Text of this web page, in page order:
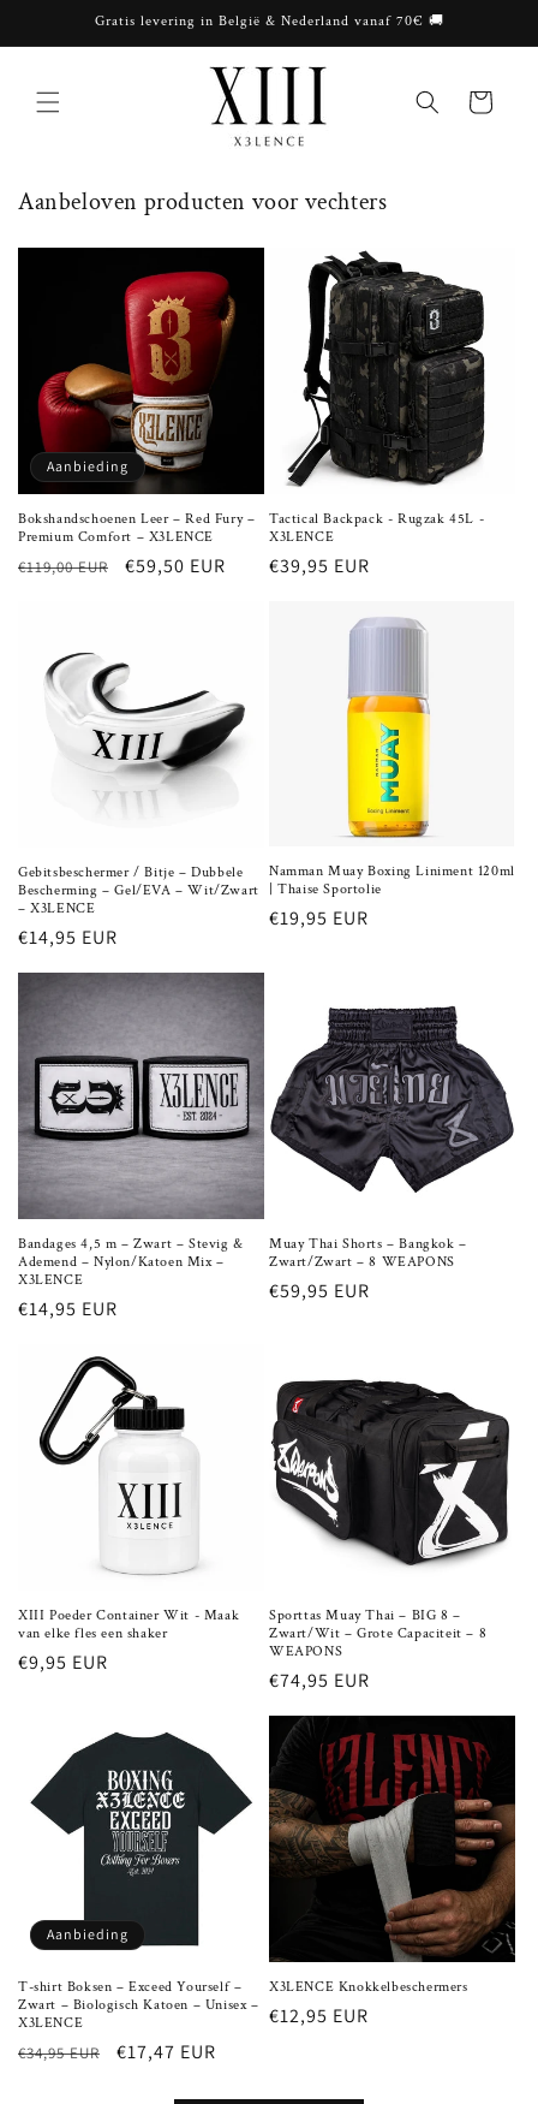
naar de
content
Gratis levering in België & Nederland vanaf 70€ 🚚
Winkelwagen
Aanbeloven producten voor vechters
Aanbieding
Bokshandschoenen Leer – Red Fury –
Premium Comfort – X3LENCE
Normale
€119,00 EUR Aanbiedingsprijs
€59,50 EUR
Tactical Backpack - Rugzak 45L -
X3LENCE
Normale
€39,95 EUR
Gebitsbeschermer / Bitje – Dubbele
Bescherming – Gel/EVA – Wit/Zwart
– X3LENCE
Normale
€14,95 EUR
Namman Muay Boxing Liniment 120ml
| Thaise Sportolie
Normale
€19,95 EUR
Bandages 4,5 m – Zwart – Stevig &
Ademend – Nylon/Katoen Mix –
X3LENCE
Normale
€14,95 EUR
Muay Thai Shorts – Bangkok –
Zwart/Zwart – 8 WEAPONS
Normale
€59,95 EUR
XIII Poeder Container Wit - Maak
van elke fles een shaker
Normale
€9,95 EUR
Sporttas Muay Thai – BIG 8 –
Zwart/Wit – Grote Capaciteit – 8
WEAPONS
Normale
€74,95 EUR
Aanbieding
T-shirt Boksen – Exceed Yourself –
Zwart – Biologisch Katoen – Unisex –
X3LENCE
Normale
€34,95 EUR Aanbiedingsprijs
€17,47 EUR
X3LENCE Knokkelbeschermers
Normale
€12,95 EUR